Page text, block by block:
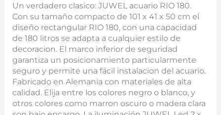
Un verdadero clasico: JUWEL acuario RIO 180.
Con su tamaño compacto de 101 x 41 x 50 cm el
diseño rectangular RIO 180, con una capacidad
de 180 litros se adapta a cualquier estilo de
decoracion. El marco inferior de seguridad
garantiza un posicionamiento particularmente
seguro y permite una fácil instalacion del acuario.
Fabricado en Alemania con materiales de alta
calidad. Elija entre los colores negro o blanco, y
otros colores como marron oscuro o madera clara